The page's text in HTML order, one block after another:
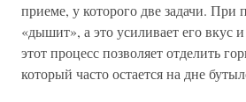
приеме, у которого две задачи. При
«дышит», а это усиливает его вкус
этот процесс позволяет отделить
который часто остается на дне